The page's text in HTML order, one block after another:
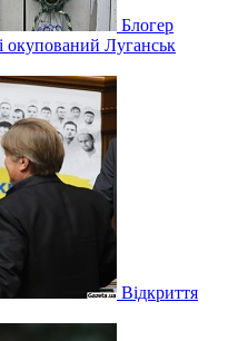
Блогер
окупований Луганськ
Відкриття